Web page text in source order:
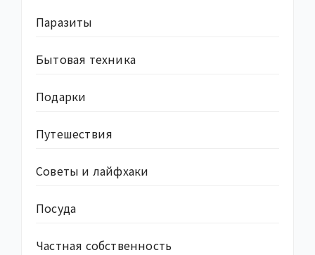
Паразиты
Бытовая техника
Подарки
Путешествия
Советы и лайфхаки
Посуда
Частная собственность